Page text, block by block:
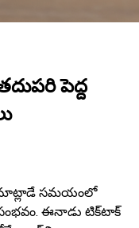
పెద్ద
మాట్లాడే సమయంలో
ఈనాడు టిక్‌టాక్